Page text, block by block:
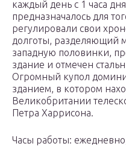
каждый день с 1 часа
предназначалось для
регулировали свои
долготы, разделяющий
западную половинки,
здание и отмечен
Огромный купол
зданием, в котором
Великобритании
Петра Харрисона.
Часы работы: